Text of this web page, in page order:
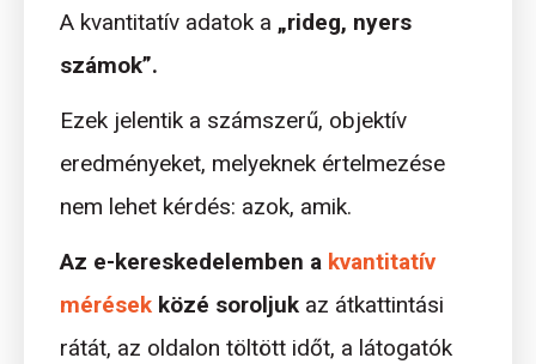
A kvantitatív adatok a „rideg, nyers
számok”.
Ezek jelentik a számszerű, objektív
eredményeket, melyeknek értelmezése
nem lehet kérdés: azok, amik.
Az e-kereskedelemben a kvantitatív
mérések közé soroljuk az átkattintási
rátát, az oldalon töltött időt, a látogatók